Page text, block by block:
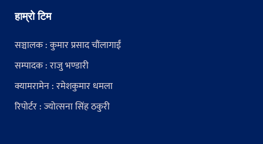
हाम्रो टिम
सञ्चालक : कुमार प्रसाद चौंलागाईं
सम्पादक : राजु भण्डारी
क्यामरामेन : रमेशकुमार धमला
रिपोर्टर : ज्योत्सना सिंह ठकुरी